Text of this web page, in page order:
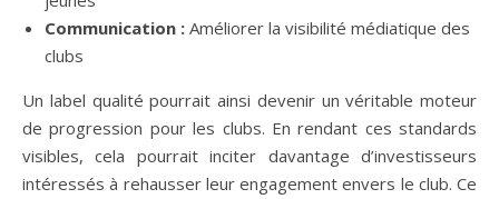
Communication : Améliorer la visibilité médiatique des
clubs
Un label qualité pourrait ainsi devenir un véritable moteur
de progression pour les clubs. En rendant ces standards
visibles, cela pourrait inciter davantage d’investisseurs
intéressés à rehausser leur engagement envers le club. Ce